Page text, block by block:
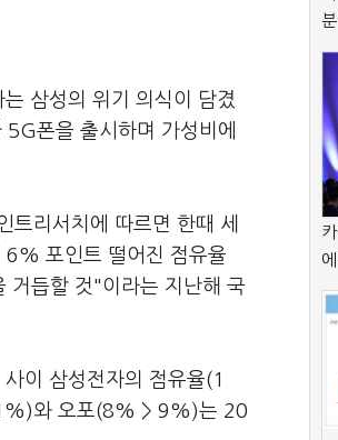
삼성의 위기 의식이 담겼
폰을 출시하며 가성비에
트리서치에 따르면 한때 세
포인트 떨어진 점유율
거듭할 것"이라는 지난해 국
이 삼성전자의 점유율(1
와 오포(8% > 9%)는 20